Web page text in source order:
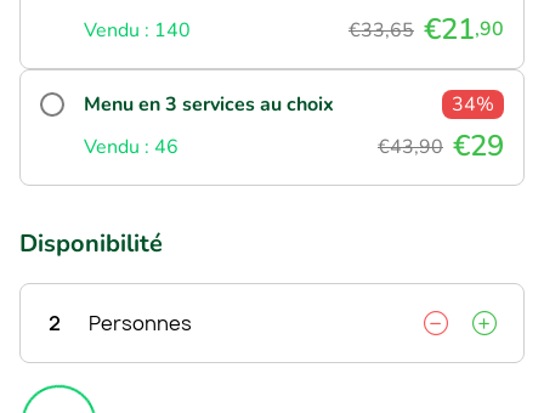
Vendu : 140 €33,65 €21,90
Menu en 3 services au choix
34%
Vendu : 46
€43,90 €29
Disponibilité
2 Personnes